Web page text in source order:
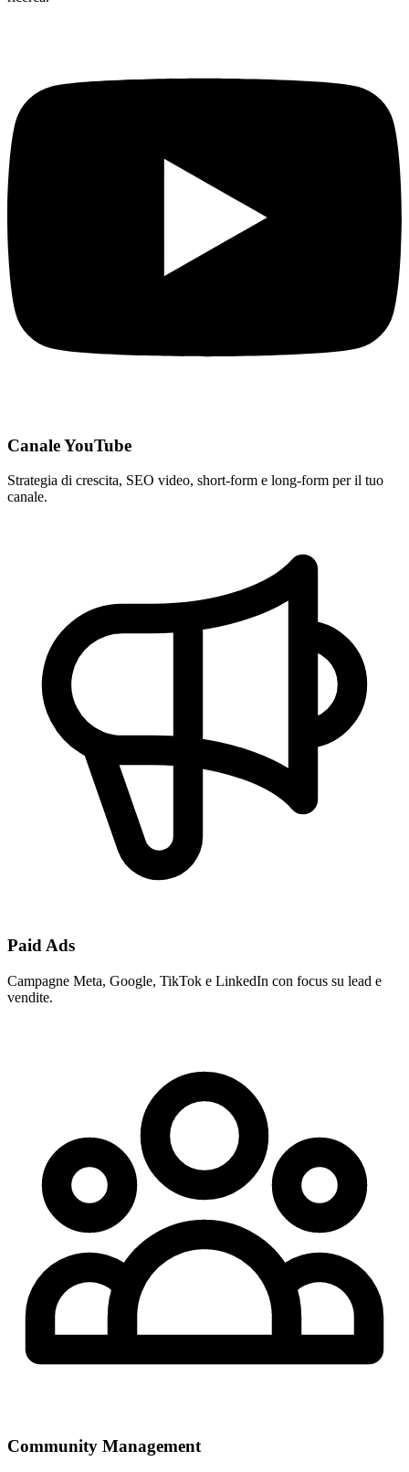
Canale YouTube
Strategia di crescita, SEO video, short-form e long-form per il tuo
canale.
Paid Ads
Campagne Meta, Google, TikTok e LinkedIn con focus su lead e
vendite.
Community Management